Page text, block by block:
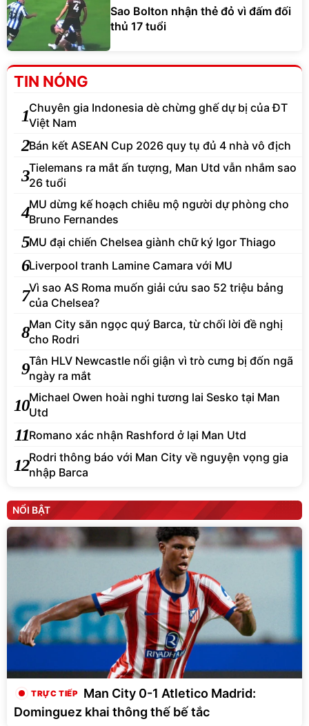
Sao Bolton nhận thẻ đỏ vì đấm đối
thủ 17 tuổi
TIN NÓNG
1Chuyên gia Indonesia dè chừng ghế dự bị của ĐT
Việt Nam
2Bán kết ASEAN Cup 2026 quy tụ đủ 4 nhà vô địch
3Tielemans ra mắt ấn tượng, Man Utd vẫn nhắm sao
26 tuổi
4MU dừng kế hoạch chiêu mộ người dự phòng cho
Bruno Fernandes
5MU đại chiến Chelsea giành chữ ký Igor Thiago
6Liverpool tranh Lamine Camara với MU
7Vì sao AS Roma muốn giải cứu sao 52 triệu bảng
của Chelsea?
8Man City săn ngọc quý Barca, từ chối lời đề nghị
cho Rodri
9Tân HLV Newcastle nổi giận vì trò cưng bị đốn ngã
ngày ra mắt
10Michael Owen hoài nghi tương lai Sesko tại Man
Utd
11Romano xác nhận Rashford ở lại Man Utd
12Rodri thông báo với Man City về nguyện vọng gia
nhập Barca
NỔI BẬT
Man City 0-1 Atletico Madrid:
Dominguez khai thông thế bế tắc